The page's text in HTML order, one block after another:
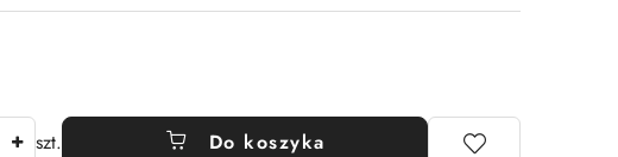
szt. Do koszyka